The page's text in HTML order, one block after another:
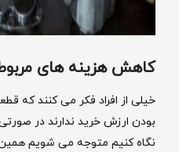
کاهش هزینه های
خیلی از افراد فکر می کنند که
بودن ارزش خرید ندارند در
نگاه کنیم متوجه می شویم